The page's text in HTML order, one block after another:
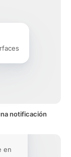
notificación
en